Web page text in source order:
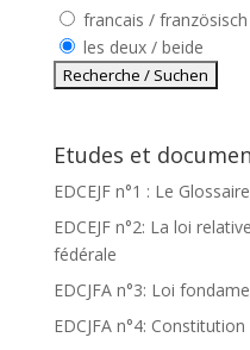
francais / französisch
les deux / beide
Etudes et
EDCEJF n°1 : Le
EDCEJF n°2: La loi
fédérale
EDCJFA n°3: Loi
EDCJFA n°4: